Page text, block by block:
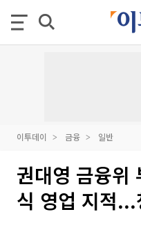
이투데이 금융 일반
권대영 금융위
식 영업 지적